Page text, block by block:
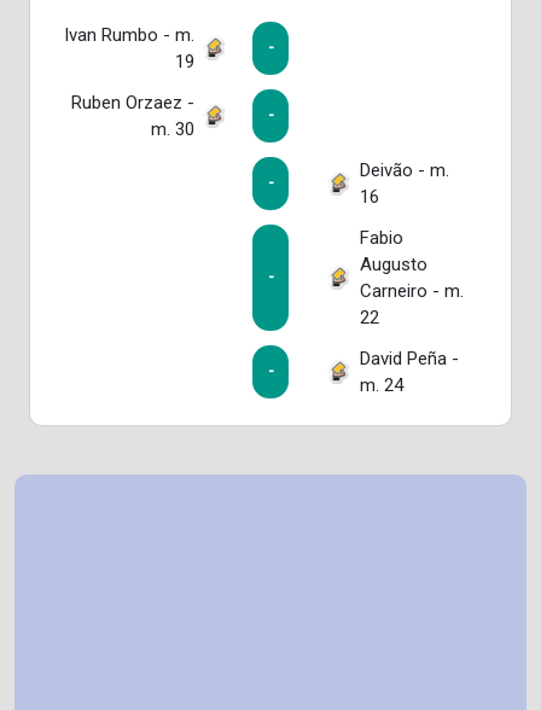
Ivan Rumbo - m.
19
-
Ruben Orzaez -
m. 30
-
-
Deivão - m.
16
-
Fabio
Augusto
Carneiro - m.
22
-
David Peña -
m. 24